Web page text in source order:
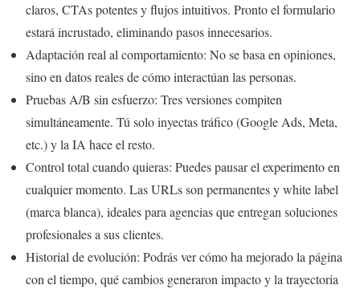
claros, CTAs potentes y flujos intuitivos. Pronto el formulario
estará incrustado, eliminando pasos innecesarios.
Adaptación real al comportamiento: No se basa en opiniones,
sino en datos reales de cómo interactúan las personas.
Pruebas A/B sin esfuerzo: Tres versiones compiten
simultáneamente. Tú solo inyectas tráfico (Google Ads, Meta,
etc.) y la IA hace el resto.
Control total cuando quieras: Puedes pausar el experimento en
cualquier momento. Las URLs son permanentes y white label
(marca blanca), ideales para agencias que entregan soluciones
profesionales a sus clientes.
Historial de evolución: Podrás ver cómo ha mejorado la página
con el tiempo, qué cambios generaron impacto y la trayectoria